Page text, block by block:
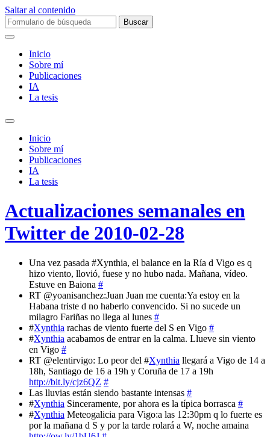
Saltar al contenido
Buscar:
Inicio
Sobre mí­
Publicaciones
IA
La tesis
Alternar
campo
búsqueda
Inicio
Sobre mí­
Publicaciones
IA
La tesis
Actualizaciones semanales en
Twitter de 2010-02-28
Una vez pasada #Xynthia, el balance en la Ría d Vigo es q
hizo viento, llovió, fuese y no hubo nada. Mañana, vídeo.
Estuve en Baiona #
RT @yoanisanchez:Juan Juan me cuenta:Ya estoy en la
Habana triste d no haberlo convencido. Si no sucede un
milagro Fariñas no llega al lunes #
#Xynthia rachas de viento fuerte del S en Vigo #
#Xynthia acabamos de entrar en la calma. Llueve sin viento
en Vigo #
RT @elentirvigo: Lo peor del #Xynthia llegará a Vigo de 14 a
18h, Santiago de 16 a 19h y Coruña de 17 a 19h
http://bit.ly/cjz6QZ #
Las lluvias están siendo bastante intensas #
#Xynthia Sinceramente, por ahora es la típica borrasca #
#Xynthia Meteogalicia para Vigo:a las 12:30pm q lo fuerte es
por la mañana d S y por la tarde rolará a W, noche amaina